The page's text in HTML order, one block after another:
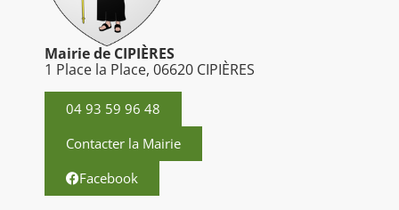
Mairie de CIPIÈRES
1 Place la Place, 06620 CIPIÈRES
04 93 59 96 48
Contacter la Mairie
Facebook